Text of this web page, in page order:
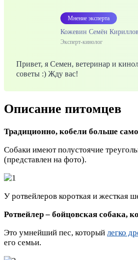
Мнение эксперта
Кожевин Семён
Эксперт-кинолог
Привет, я Семен, ветеринар и
советы :) Жду вас!
Описание питомцев
Традиционно, кобели больше
Собаки имеют полустоячие
(представлен на фото).
У ротвейлеров короткая и жесткая
Ротвейлер – бойцовская собака,
Это умнейший пес, который легко
его семьи.